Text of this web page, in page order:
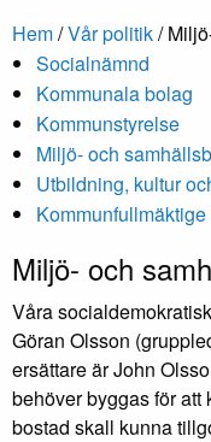
Hem/Vår politik/
Socialnämnd
Kommunala bolag
Kommunstyrelse
Miljö- och
Utbildning, kultur
Kommunfullmäktige
Miljö- och
Våra
Göran Olsson
ersättare är John
behöver byggas för
bostad skall kunna